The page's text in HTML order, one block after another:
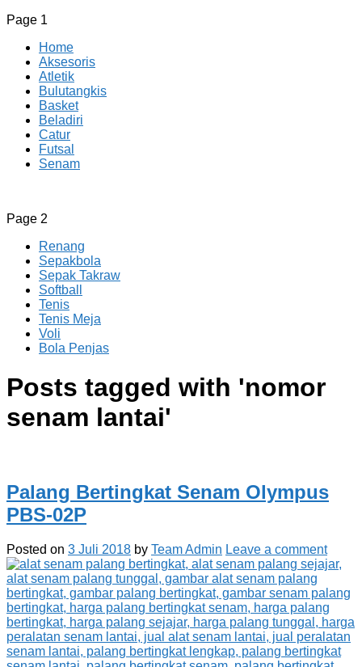
Page 1
Home
Aksesoris
Atletik
Bulutangkis
Basket
Beladiri
Catur
Futsal
Senam
CV JAYA BERSAMA Co Id
Menyediakan Semua Perlengkapan Olahraga Yang
Page 2
Renang
Sepakbola
Sepak Takraw
Softball
Tenis
Tenis Meja
Voli
Bola Penjas
Posts tagged with 'nomor
senam lantai'
Palang Bertingkat Senam Olympus
PBS-02P
Posted on 3 Juli 2018 by Team Admin Leave a comment